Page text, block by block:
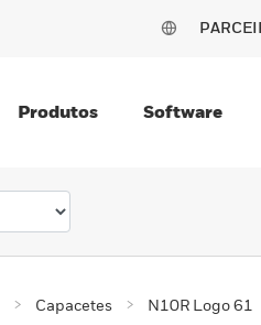
Produtos Software
Capacetes N10R Logo 61